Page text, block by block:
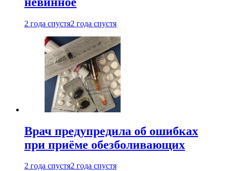
2 года спустя2 года спустя
Врач предупредила об ошибках
при приëме обезболивающих
2 года спустя2 года спустя